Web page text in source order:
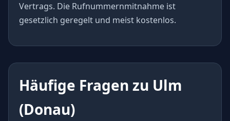
Vertrags. Die Rufnummernmitnahme ist
gesetzlich geregelt und meist kostenlos.
Häufige Fragen zu Ulm
(Donau)